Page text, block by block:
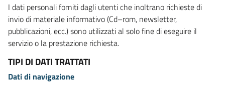
I dati personali forniti dagli utenti che inoltrano richieste di
invio di materiale informativo (Cd–rom, newsletter,
pubblicazioni, ecc.) sono utilizzati al solo fine di eseguire il
servizio o la prestazione richiesta.
TIPI DI DATI TRATTATI
Dati di navigazione